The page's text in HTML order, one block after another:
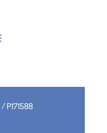
/ P171588